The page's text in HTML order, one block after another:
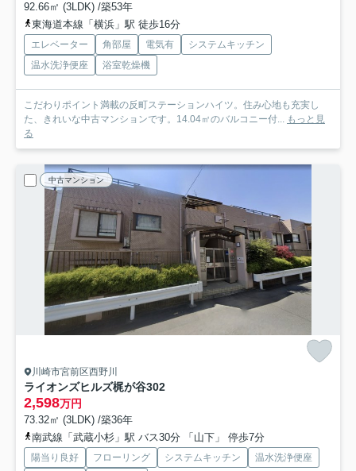
92.66㎡ (3LDK) /築53年
東海道本線「横浜」駅 徒歩16分
エレベーター 角部屋 電気有
システムキッチン
温水洗浄便座
浴室乾燥機
こだわりポイント満載の反町ステーションハイツ。住み心地も充実し
た、きれいな中古マンションです。14.04㎡のバルコニー付... もっと見
る
中古マンション
川崎市宮前区西野川
ライオンズヒルズ梶が谷302
2,598万円
73.32㎡ (3LDK) /築36年
南武線「武蔵小杉」駅 バス30分 「山下」 停歩7分
陽当り良好 フローリング システムキッチン
温水洗浄便座